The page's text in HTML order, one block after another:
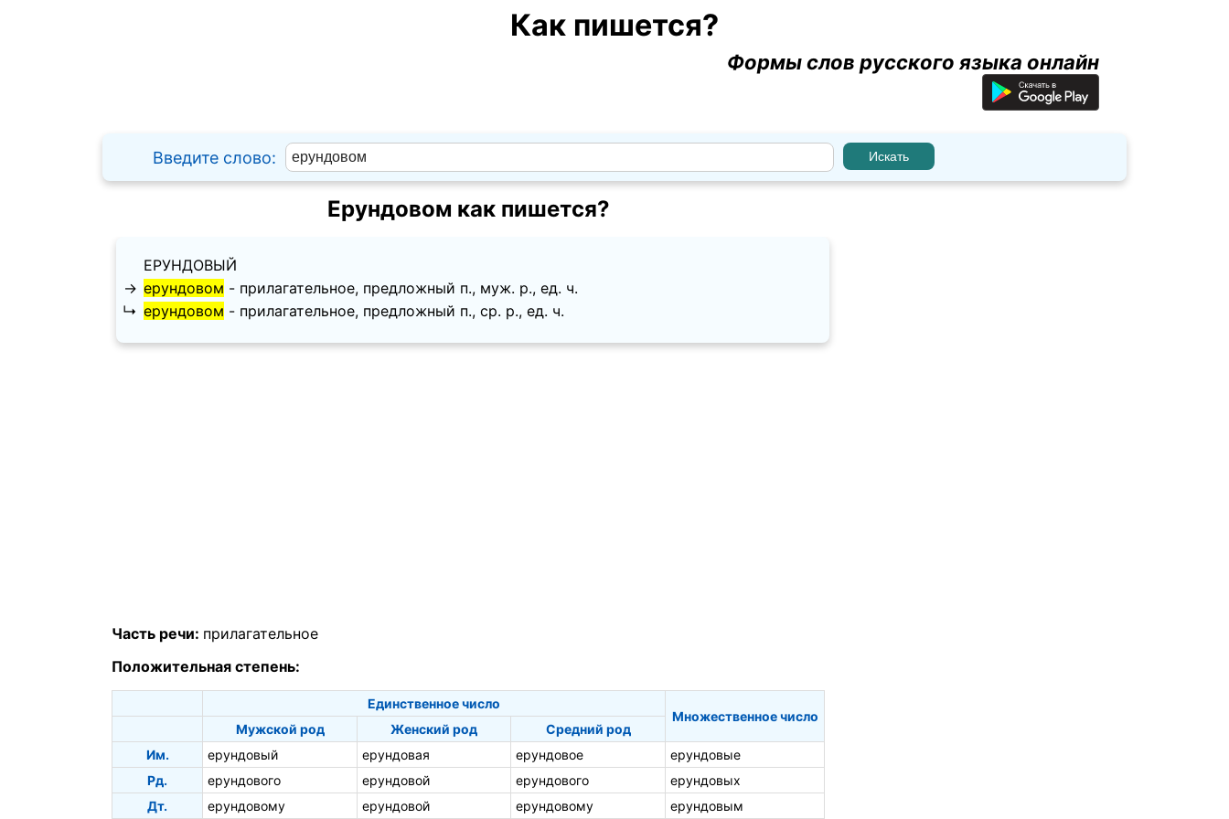
Как пишется?
Формы слов русского языка онлайн
Введите слово:
Ерундовом как пишется?
ЕРУНДОВЫЙ
→ ерундовом - прилагательное, предложный п., муж. p., ед. ч.
↳ ерундовом - прилагательное, предложный п., ср. p., ед. ч.
Часть речи: прилагательное
Положительная степень:
Единственное число
Множественное число
Мужской род
Женский род
Средний род
Им.
ерундовый ерундовая ерундовое
ерундовые
Рд.
ерундового ерундовой ерундового
ерундовых
Дт.
ерундовому ерундовой ерундовому ерундовым